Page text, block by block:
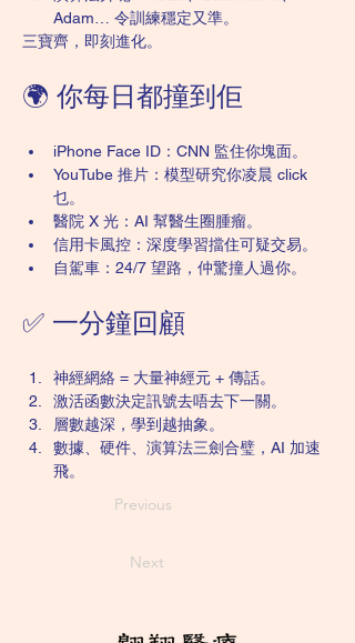
Adam… 令訓練穩定又準。
三寶齊，即刻進化。
🌍 你每日都撞到佢
iPhone Face ID：CNN 監住你塊面。
YouTube 推片：模型研究你凌晨 click
乜。
醫院 X 光：AI 幫醫生圈腫瘤。
信用卡風控：深度學習擋住可疑交易。
自駕車：24/7 望路，仲驚撞人過你。
✅ 一分鐘回顧
神經網絡 = 大量神經元 + 傳話。
激活函數決定訊號去唔去下一關。
層數越深，學到越抽象。
數據、硬件、演算法三劍合璧，AI 加速
飛。
Previous
Next